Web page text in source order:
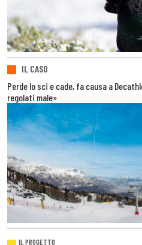
IL CASO
Perde lo sci e cade, fa causa a
regolati male»
IL PROGETTO